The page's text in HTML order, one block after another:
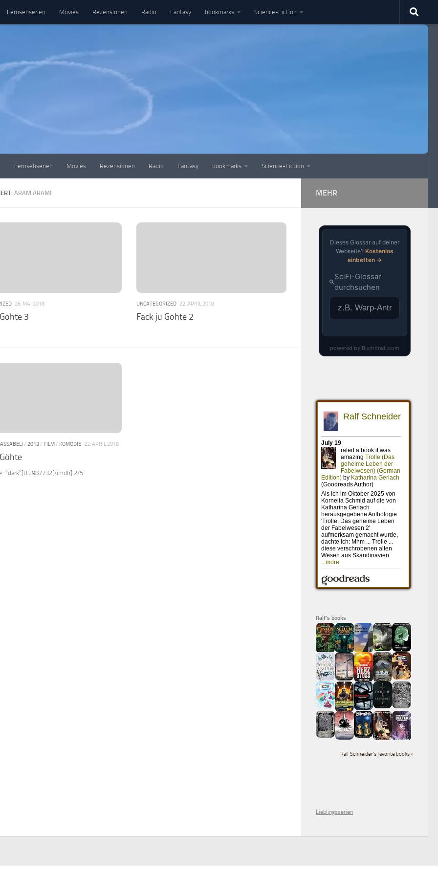
Fernsehserien Movies Rezensionen Radio Fantasy bookmarks Science-Fiction
Fernsehserien Movies Rezensionen Radio Fantasy bookmarks Science-Fiction
ARAM ARAMI
26. MAI 2018
3
UNCATEGORIZED 22. APRIL 2018
Fack ju Göhte 2
/ 2013/ FILM/ KOMÖDIE 22. APRIL 2018
imdb] 2/5
MEHR
Ralf's books
Ralf Schneider's favorite books »
Lieblingsserien